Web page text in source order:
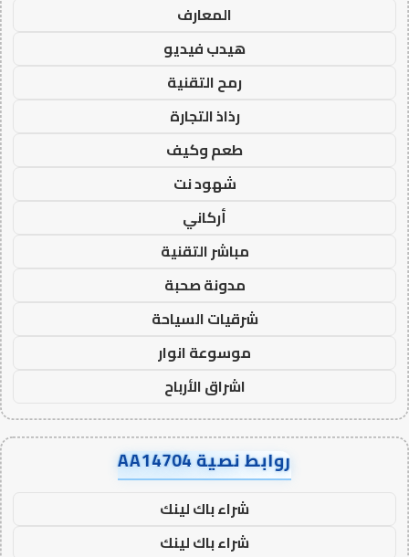
المعارف
هيدب فيديو
رمح التقنية
رذاذ التجارة
طعم وكيف
شهود نت
أركاني
مباشر التقنية
مدونة صحبة
شرقيات السياحة
موسوعة انوار
اشراق الأرباح
روابط نصية AA14704
شراء باك لينك
شراء باك لينك